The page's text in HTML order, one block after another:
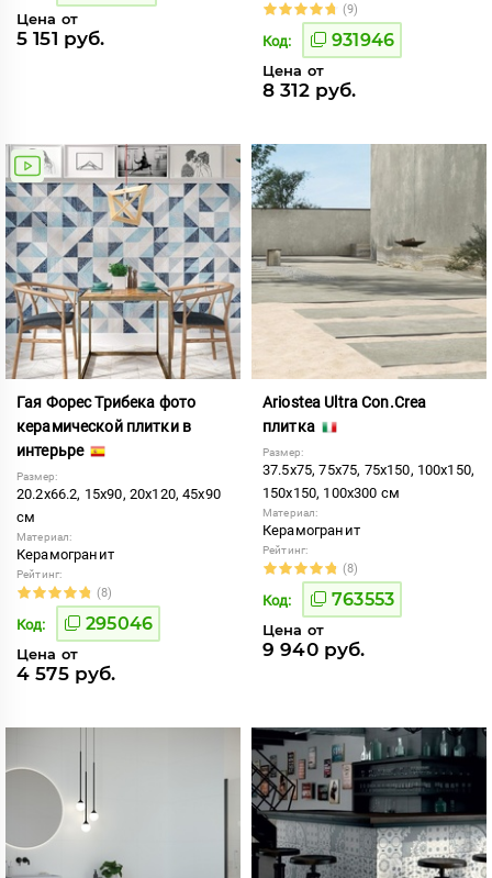
Цена от
5 151 руб.
(9)
Код: 931946
Цена от
8 312 руб.
Гая Форес Трибека фото
керамической плитки в
интерьре
Размер:
20.2x66.2, 15x90, 20x120, 45x90
см
Материал:
Керамогранит
Рейтинг:
(8)
Код: 295046
Цена от
4 575 руб.
Ariostea Ultra Con.Crea
плитка
Размер:
37.5x75, 75x75, 75x150, 100x150,
150x150, 100x300 см
Материал:
Керамогранит
Рейтинг:
(8)
Код: 763553
Цена от
9 940 руб.